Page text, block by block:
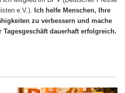
e.V.). Ich helfe Menschen, Ihre
zu verbessern und mache
dauerhaft erfolgreich.